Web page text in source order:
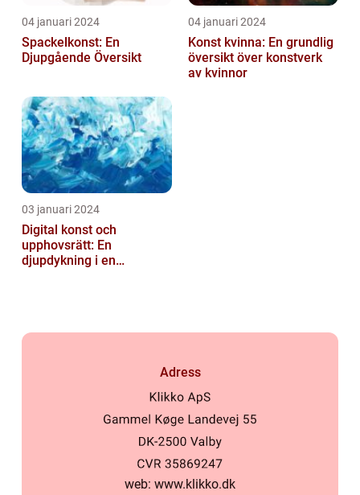
04 januari 2024
Spackelkonst: En
Djupgående Översikt
04 januari 2024
Konst kvinna: En grundlig
översikt över konstverk
av kvinnor
03 januari 2024
Digital konst och
upphovsrätt: En
djupdykning i en
Adress
web: www.klikko.dk